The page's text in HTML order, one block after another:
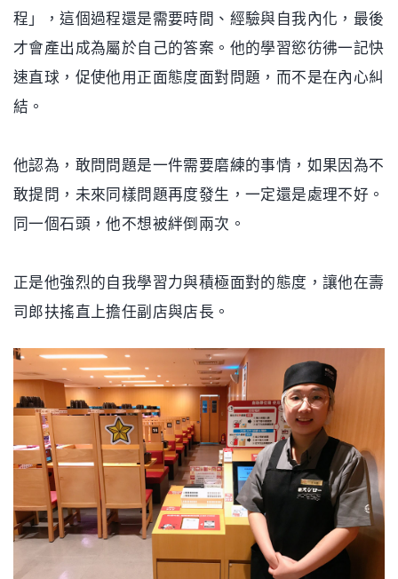
程」，這個過程還是需要時間、經驗與自我內化，最後
才會產出成為屬於自己的答案。他的學習慾彷彿一記快
速直球，促使他用正面態度面對問題，而不是在內心糾
結。
他認為，敢問問題是一件需要磨練的事情，如果因為不
敢提問，未來同樣問題再度發生，一定還是處理不好。
同一個石頭，他不想被絆倒兩次。
正是他強烈的自我學習力與積極面對的態度，讓他在壽
司郎扶搖直上擔任副店與店長。